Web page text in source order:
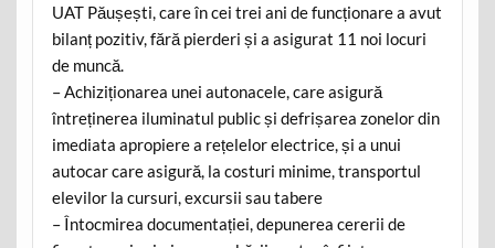
UAT Păușești, care în cei trei ani de funcționare a avut
bilanț pozitiv, fără pierderi și a asigurat 11 noi locuri
de muncă.
– Achiziționarea unei autonacele, care asigură
întreținerea iluminatul public și defrișarea zonelor din
imediata apropiere a rețelelor electrice, și a unui
autocar care asigură, la costuri minime, transportul
elevilor la cursuri, excursii sau tabere
– Întocmirea documentației, depunerea cererii de